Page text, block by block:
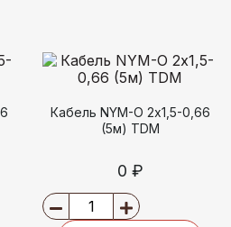
Кабель NYM-O 2х1,5-0,66
(5м) TDM
0 ₽